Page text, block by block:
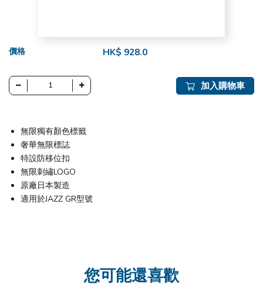
價格 HK$ 928.0
加入購物車
無限獨有顏色標籤
奢華無限標誌
特設防移位扣
無限刺繡LOGO
原廠日本製造
適用於JAZZ GR型號
您可能還喜歡